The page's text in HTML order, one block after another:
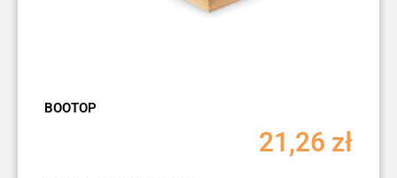
BOOTOP
21,26 zł